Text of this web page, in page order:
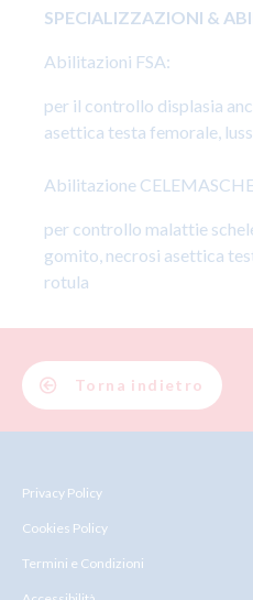
SPECIALIZZAZIONI &
Abilitazioni FSA:
per il controllo displasia
asettica testa femorale,
Abilitazione
per controllo malattie
gomito, necrosi asettica
rotula
Torna indietro
Privacy Policy
Cookies Policy
Termini e Condizioni